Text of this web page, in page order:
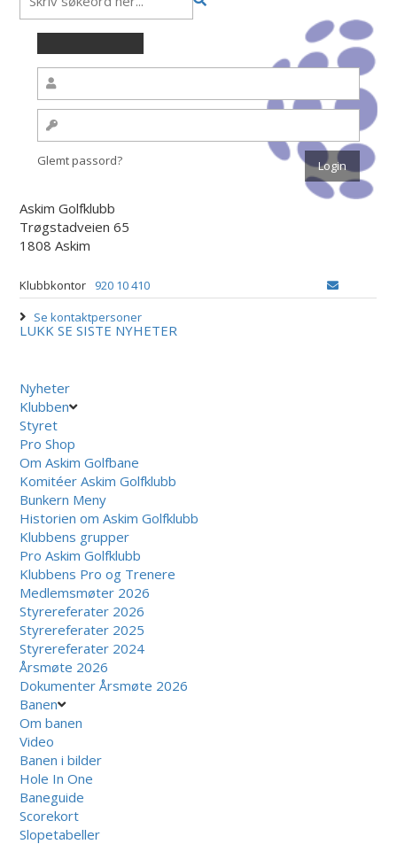
Glemt passord?
Askim Golfklubb
Trøgstadveien 65
1808 Askim
Klubbkontor
920 10 410
Se kontaktpersoner
LUKK SE SISTE NYHETER
Nyheter
Klubben
Styret
Pro Shop
Om Askim Golfbane
Komitéer Askim Golfklubb
Bunkern Meny
Historien om Askim Golfklubb
Klubbens grupper
Pro Askim Golfklubb
Klubbens Pro og Trenere
Medlemsmøter 2026
Styrereferater 2026
Styrereferater 2025
Styrereferater 2024
Årsmøte 2026
Dokumenter Årsmøte 2026
Banen
Om banen
Video
Banen i bilder
Hole In One
Baneguide
Scorekort
Slopetabeller